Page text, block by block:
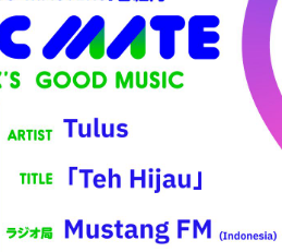
ネシアのラジオ局「Mustang
というモーニングショーを担当し
加えて、私はTikTokでもコンテン
では、「あざとアドバイス」「あ